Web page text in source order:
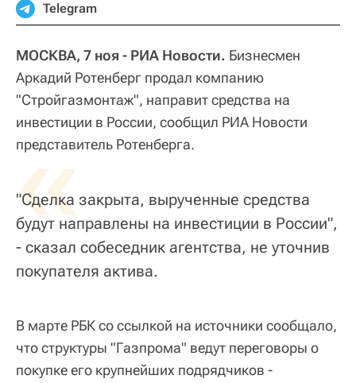
Telegram
МОСКВА, 7 ноя - РИА Новости. Бизнесмен
Аркадий Ротенберг продал компанию
"Стройгазмонтаж", направит средства на
инвестиции в России, сообщил РИА Новости
представитель Ротенберга.
«
"Сделка закрыта, вырученные средства
будут направлены на инвестиции в России",
- сказал собеседник агентства, не уточнив
покупателя актива.
В марте РБК со ссылкой на источники сообщало,
что структуры "Газпрома" ведут переговоры о
покупке его крупнейших подрядчиков -